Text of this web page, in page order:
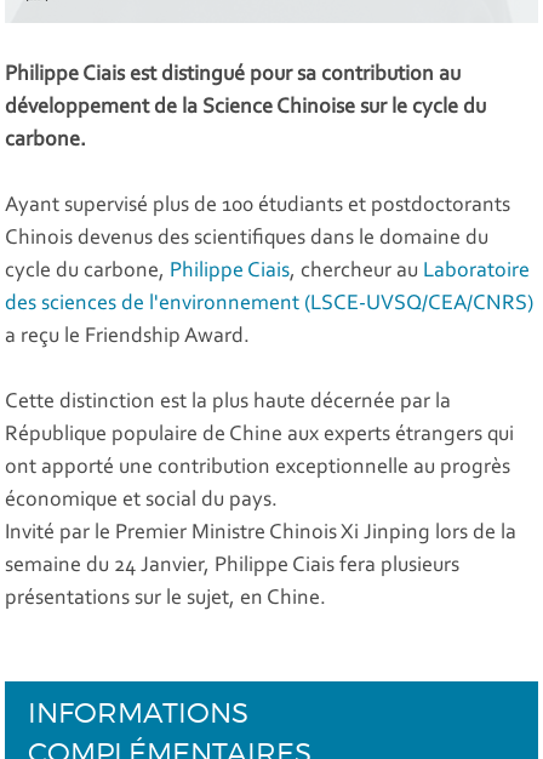
Philippe Ciais est distingué pour sa contribution au
développement de la Science Chinoise sur le cycle du
carbone.
Ayant supervisé plus de 100 étudiants et postdoctorants
Chinois devenus des scientifiques dans le domaine du
cycle du carbone, Philippe Ciais, chercheur au Laboratoire
des sciences de l'environnement (LSCE-UVSQ/CEA/CNRS)
a reçu le Friendship Award.
Cette distinction est la plus haute décernée par la
République populaire de Chine aux experts étrangers qui
ont apporté une contribution exceptionnelle au progrès
économique et social du pays.
Invité par le Premier Ministre Chinois Xi Jinping lors de la
semaine du 24 Janvier, Philippe Ciais fera plusieurs
présentations sur le sujet, en Chine.
INFORMATIONS
COMPLÉMENTAIRES